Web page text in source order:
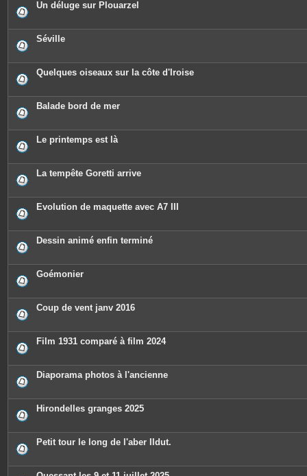
Un déluge sur Plouarzel
Séville
Quelques oiseaux sur la côte d'Iroise
Balade bord de mer
Le printemps est là
La tempête Goretti arrive
Evolution de maquette avec A7 III
Dessin animé enfin terminé
Goémonier
Coup de vent janv 2016
Film 1931 comparé à film 2024
Diaporama photos à l'ancienne
Hirondelles granges 2025
Petit tour le long de l'aber Ildut.